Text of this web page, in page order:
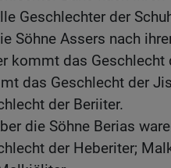
Geschlechter der
Söhne Assers nach
kommt das
das Geschlecht der
der Beriiter.
die Söhne Berias
der Heberiter;